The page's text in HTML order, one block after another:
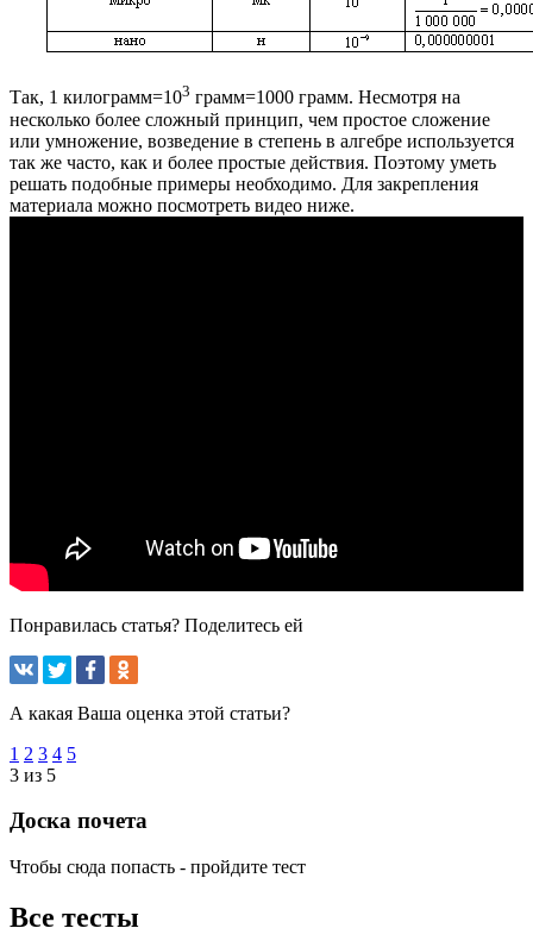
Так, 1 килограмм=103 грамм=1000 грамм. Несмотря на
несколько более сложный принцип, чем простое сложение
или умножение, возведение в степень в алгебре используется
так же часто, как и более простые действия. Поэтому уметь
решать подобные примеры необходимо. Для закрепления
материала можно посмотреть видео ниже.
Понравилась статья? Поделитесь ей
А какая Ваша оценка этой статьи?
1 2 3 4 5
3 из 5
Доска почета
Чтобы сюда попасть - пройдите тест
Все тесты